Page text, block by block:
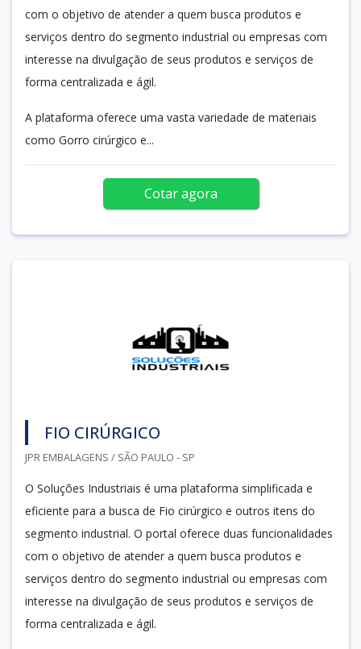
com o objetivo de atender a quem busca produtos e
serviços dentro do segmento industrial ou empresas com
interesse na divulgação de seus produtos e serviços de
forma centralizada e ágil.
A plataforma oferece uma vasta variedade de materiais
como Gorro cirúrgico e...
Cotar agora
FIO CIRÚRGICO
JPR EMBALAGENS / SÃO PAULO - SP
O Soluções Industriais é uma plataforma simplificada e
eficiente para a busca de Fio cirúrgico e outros itens do
segmento industrial. O portal oferece duas funcionalidades
com o objetivo de atender a quem busca produtos e
serviços dentro do segmento industrial ou empresas com
interesse na divulgação de seus produtos e serviços de
forma centralizada e ágil.